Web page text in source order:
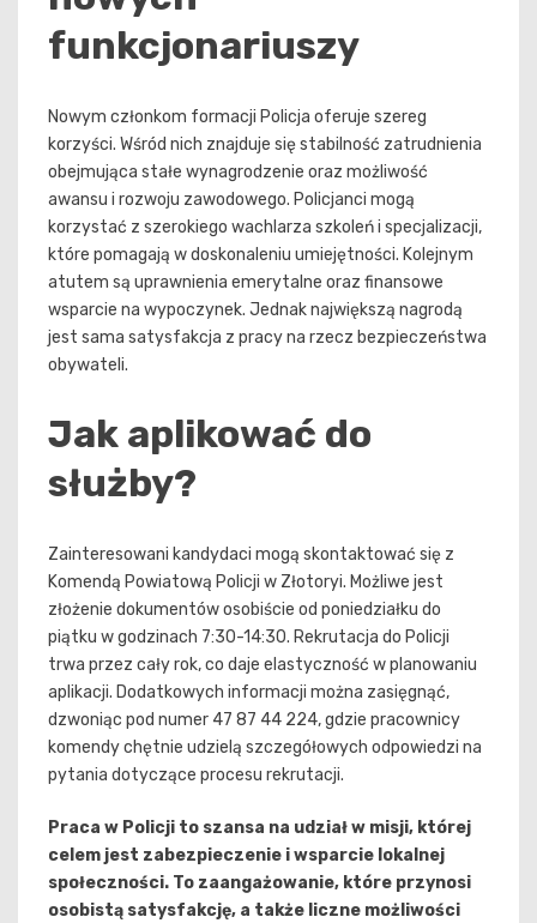
funkcjonariuszy
Nowym członkom formacji Policja oferuje szereg
korzyści. Wśród nich znajduje się stabilność zatrudnienia
obejmująca stałe wynagrodzenie oraz możliwość
awansu i rozwoju zawodowego. Policjanci mogą
korzystać z szerokiego wachlarza szkoleń i specjalizacji,
które pomagają w doskonaleniu umiejętności. Kolejnym
atutem są uprawnienia emerytalne oraz finansowe
wsparcie na wypoczynek. Jednak największą nagrodą
jest sama satysfakcja z pracy na rzecz bezpieczeństwa
obywateli.
Jak aplikować do
służby?
Zainteresowani kandydaci mogą skontaktować się z
Komendą Powiatową Policji w Złotoryi. Możliwe jest
złożenie dokumentów osobiście od poniedziałku do
piątku w godzinach 7:30-14:30. Rekrutacja do Policji
trwa przez cały rok, co daje elastyczność w planowaniu
aplikacji. Dodatkowych informacji można zasięgnąć,
dzwoniąc pod numer 47 87 44 224, gdzie pracownicy
komendy chętnie udzielą szczegółowych odpowiedzi na
pytania dotyczące procesu rekrutacji.
Praca w Policji to szansa na udział w misji, której
celem jest zabezpieczenie i wsparcie lokalnej
społeczności. To zaangażowanie, które przynosi
osobistą satysfakcję, a także liczne możliwości